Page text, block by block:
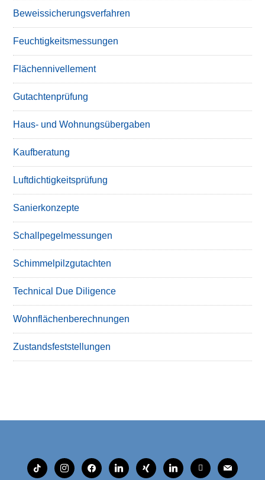
Beweissicherungsverfahren
Feuchtigkeitsmessungen
Flächennivellement
Gutachtenprüfung
Haus- und Wohnungsübergaben
Kaufberatung
Luftdichtigkeitsprüfung
Sanierkonzepte
Schallpegelmessungen
Schimmelpilzgutachten
Technical Due Diligence
Wohnflächenberechnungen
Zustandsfeststellungen
tiktok instagramfacebooklinkedinxing linkedinmobilemail